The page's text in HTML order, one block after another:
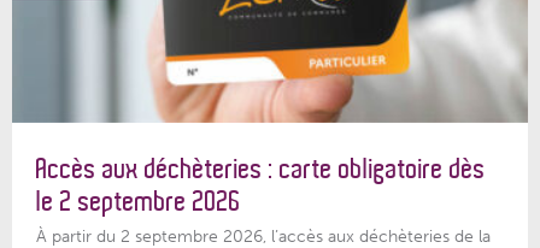
Accès aux déchèteries : carte obligatoire dès
le 2 septembre 2026
À partir du 2 septembre 2026, l’accès aux déchèteries de la